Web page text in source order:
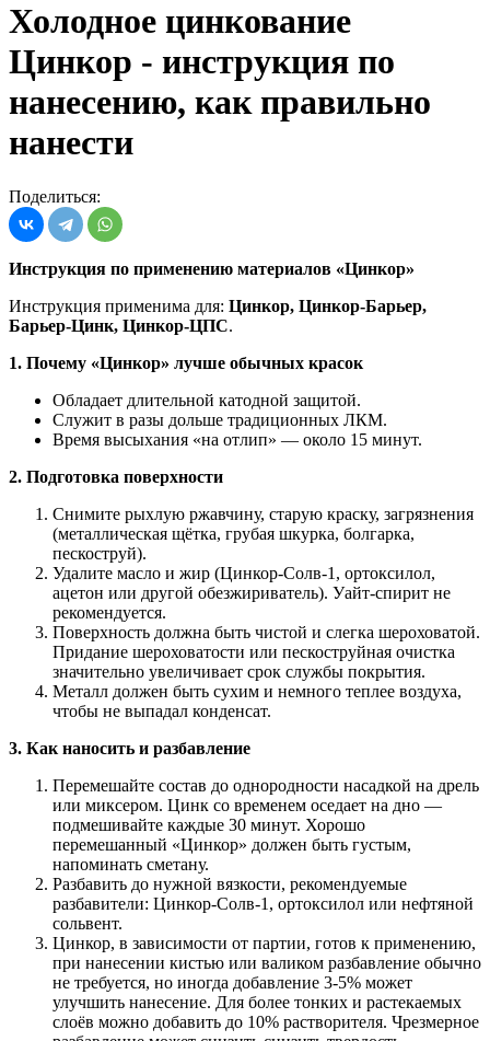
Холодное цинкование
Цинкор - инструкция по
нанесению, как правильно
нанести
Поделиться:
Инструкция по применению материалов «Цинкор»
Инструкция применима для: Цинкор, Цинкор-Барьер,
Барьер-Цинк, Цинкор-ЦПС.
1. Почему «Цинкор» лучше обычных красок
Обладает длительной катодной защитой.
Служит в разы дольше традиционных ЛКМ.
Время высыхания «на отлип» — около 15 минут.
2. Подготовка поверхности
Снимите рыхлую ржавчину, старую краску, загрязнения
(металлическая щётка, грубая шкурка, болгарка,
пескоструй).
Удалите масло и жир (Цинкор-Солв-1, ортоксилол,
ацетон или другой обезжириватель). Уайт-спирит не
рекомендуется.
Поверхность должна быть чистой и слегка шероховатой.
Придание шероховатости или пескоструйная очистка
значительно увеличивает срок службы покрытия.
Металл должен быть сухим и немного теплее воздуха,
чтобы не выпадал конденсат.
3. Как наносить и разбавление
Перемешайте состав до однородности насадкой на дрель
или миксером. Цинк со временем оседает на дно —
подмешивайте каждые 30 минут. Хорошо
перемешанный «Цинкор» должен быть густым,
напоминать сметану.
Разбавить до нужной вязкости, рекомендуемые
разбавители: Цинкор-Солв-1, ортоксилол или нефтяной
сольвент.
Цинкор, в зависимости от партии, готов к применению,
при нанесении кистью или валиком разбавление обычно
не требуется, но иногда добавление 3-5% может
улучшить нанесение. Для более тонких и растекаемых
слоёв можно добавить до 10% растворителя. Чрезмерное